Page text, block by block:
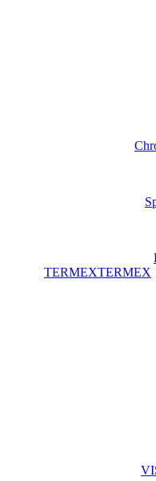
TERMEXTERMEX